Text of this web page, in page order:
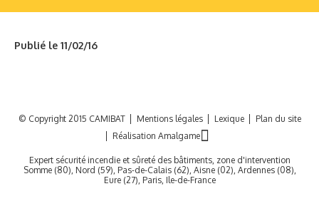
Publié le 11/02/16
© Copyright 2015 CAMIBAT Mentions légales Lexique
Plan du site
Réalisation Amalgame
Expert sécurité incendie et sûreté des bâtiments, zone d'intervention
Somme (80), Nord (59), Pas-de-Calais (62), Aisne (02), Ardennes (08),
Eure (27), Paris, Ile-de-France